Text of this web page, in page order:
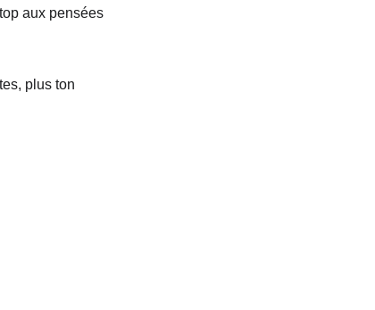
aux pensées
plus ton